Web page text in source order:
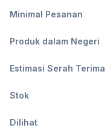
Minimal Pesanan
Produk dalam Negeri
Estimasi Serah Terima
Stok
Dilihat